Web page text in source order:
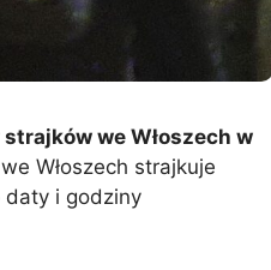
we Włoszech w
Włoszech strajkuje
daty i godziny